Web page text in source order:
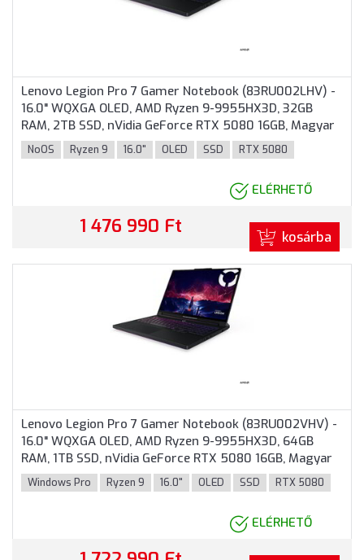
Lenovo Legion Pro 7 Gamer Notebook (83RU002LHV) -
16.0" WQXGA OLED, AMD Ryzen 9-9955HX3D, 32GB
RAM, 2TB SSD, nVidia GeForce RTX 5080 16GB, Magyar
billentyűzet, Operációs rendszer nélkül, 3 év garancia,
Fekete színben
NoOS Ryzen 9 16.0" OLED SSD RTX 5080
ELÉRHETŐ
1 476 990 Ft kosárba
Lenovo Legion Pro 7 Gamer Notebook (83RU002VHV) -
16.0" WQXGA OLED, AMD Ryzen 9-9955HX3D, 64GB
RAM, 1TB SSD, nVidia GeForce RTX 5080 16GB, Magyar
billentyűzet, Windows 11 Professional, 3 év garancia,
Fekete színben
Windows Pro Ryzen 9 16.0" OLED SSD RTX 5080
ELÉRHETŐ